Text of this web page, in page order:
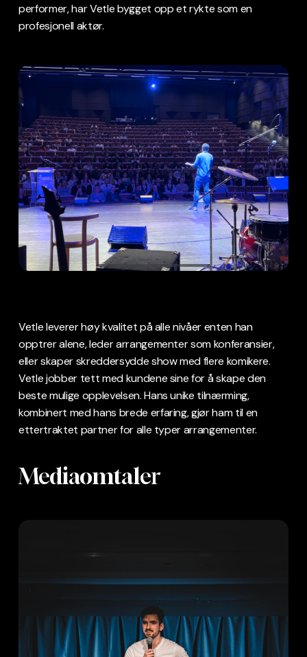
performer, har Vetle bygget opp et rykte som en
profesjonell aktør.
Vetle leverer høy kvalitet på alle nivåer enten han
opptrer alene, leder arrangementer som konferansier,
eller skaper skreddersydde show med flere komikere.
Vetle jobber tett med kundene sine for å skape den
beste mulige opplevelsen. Hans unike tilnærming,
kombinert med hans brede erfaring, gjør ham til en
ettertraktet partner for alle typer arrangementer.
Mediaomtaler